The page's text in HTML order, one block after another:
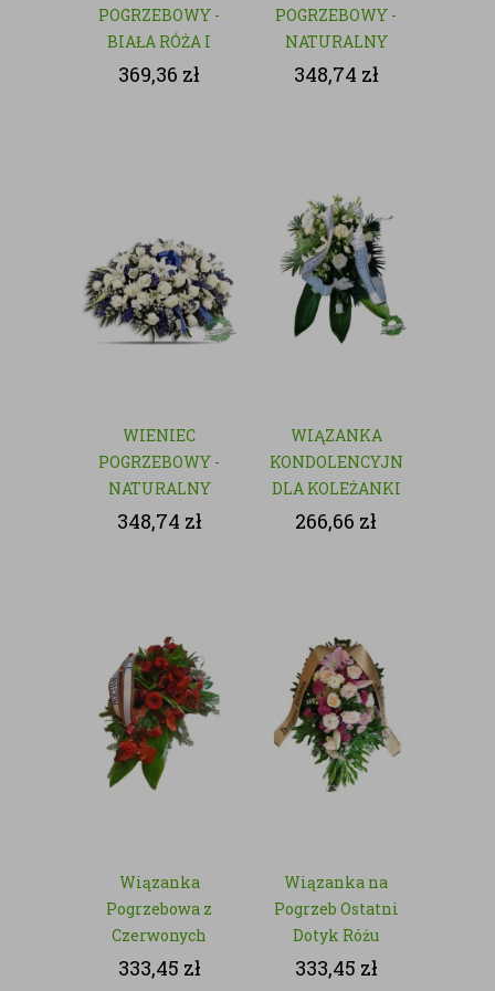
POGRZEBOWY -
BIAŁA RÓŻA I
GOŹDZIK
369,36 zł
POGRZEBOWY -
NATURALNY
348,74 zł
WIENIEC
POGRZEBOWY -
NATURALNY
348,74 zł
WIĄZANKA
KONDOLENCYJNA
DLA KOLEŻANKI
Z PRACY
266,66 zł
Wiązanka
Pogrzebowa z
Czerwonych
Kwiatów -
333,45 zł
Wiązanka na
Pogrzeb Ostatni
Dotyk Różu
333,45 zł